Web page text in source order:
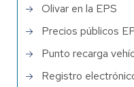
Olivar en la EPS
Precios públicos
Punto recarga
Registro